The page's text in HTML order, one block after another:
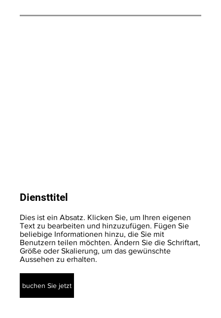
Diensttitel
Dies ist ein Absatz. Klicken Sie, um Ihren eigenen
Text zu bearbeiten und hinzuzufügen. Fügen Sie
beliebige Informationen hinzu, die Sie mit
Benutzern teilen möchten. Ändern Sie die Schriftart,
Größe oder Skalierung, um das gewünschte
Aussehen zu erhalten.
buchen Sie jetzt